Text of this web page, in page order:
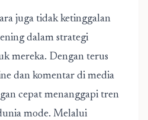
juga tidak ketinggalan
dalam strategi
mereka. Dengan terus
dan komentar di media
cepat menanggapi tren
mode. Melalui